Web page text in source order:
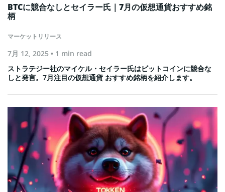
マーケットリリース
BTCに競合なしとセイラー氏｜7月の仮想通貨おすすめ銘
柄
7月 12, 2025 • 1 min read
ストラテジー社のマイケル・セイラー氏はビットコインに競合な
しと発言。7月注目の仮想通貨 おすすめ銘柄を紹介します。